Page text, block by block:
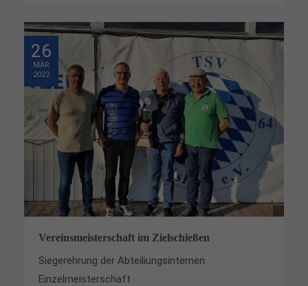
26
MÄR
2022
Vereinsmeisterschaft im Zielschießen
Siegerehrung der Abteiliungsinternen
Einzelmeisterschaft